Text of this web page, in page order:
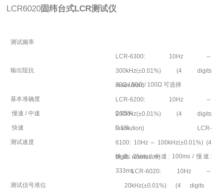
LCR6020固纬台式LCR测试仪
测试频率
LCR-6300: 10Hz～
300kHz(±0.01%) (4 digits
resolution)
LCR-6200: 10Hz～
200kHz(±0.01%) (4 digits
resolution) LCR-
6100: 10Hz ～ 100kHz(±0.01%) (4
digits resolution)
LCR-6020: 10Hz～
20kHz(±0.01%) (4 digits
输出阻抗
30Ω / 50Ω / 100Ω 可选择
基本准确度
慢速 /中速 0.05%
快速 0.1%
测试速度
快速: 25ms /中速 : 100ms /慢速 :
333ms
测试信号准位